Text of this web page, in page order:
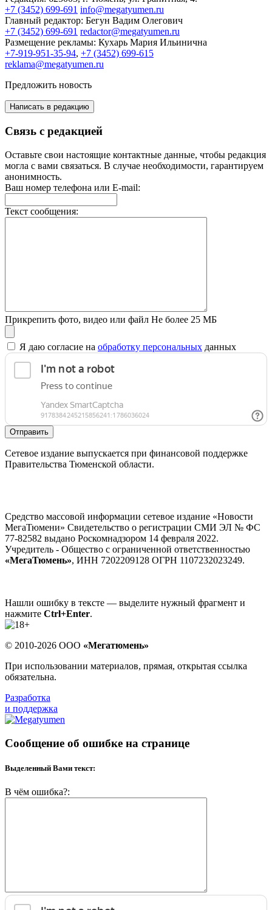
+7 (3452) 699-691 info@megatyumen.ru
Главный редактор: Бегун Вадим Олегович
+7 (3452) 699-691 redactor@megatyumen.ru
Размещение рекламы: Кухарь Мария Ильинична
+7-919-951-35-94, +7 (3452) 699-615
reklama@megatyumen.ru
Предложить новость
Написать в редакцию
Связь с редакцией
Оставьте свои настоящие контактные данные, чтобы редакция
могла с вами связаться. В случае необходимости, гарантируем
анонимность.
Ваш номер телефона или E-mail:
Текст сообщения:
Прикрепить фото, видео или файл Не более 25 МБ
Я даю согласие на обработку персональных данных
Отправить
Сетевое издание выпускается при финансовой поддержке
Правительства Тюменской области.
Средство массовой информации сетевое издание «Новости
МегаТюмени» Свидетельство о регистрации СМИ ЭЛ № ФС
77-82582 выдано Роскомнадзором 14 февраля 2022.
Учредитель - Общество с ограниченной ответственностью
«МегаТюмень», ИНН 7202209128 ОГРН 1107232023249.
Нашли ошибку в тексте — выделите нужный фрагмент и
нажмите Ctrl+Enter.
© 2010-2026 ООО «Мегатюмень»
При использовании материалов, прямая, открытая ссылка
обязательна.
Разработка
и поддержка
Сообщение об ошибке на странице
Выделенный Вами текст:
В чём ошибка?: